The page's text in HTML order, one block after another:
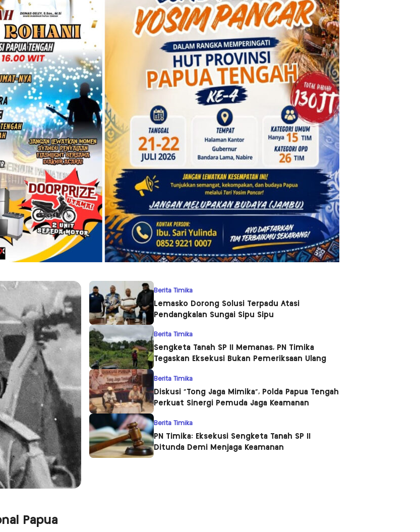
Papua
Berita Timika
Lemasko Dorong Solusi Terpadu Atasi
Pendangkalan Sungai Sipu Sipu
Berita Timika
Sengketa Tanah SP II Memanas, PN Timika
Tegaskan Eksekusi Bukan Pemeriksaan Ulang
Berita Timika
Diskusi “Tong Jaga Mimika”, Polda Papua Tengah
Perkuat Sinergi Pemuda Jaga Keamanan
Berita Timika
PN Timika: Eksekusi Sengketa Tanah SP II
Ditunda Demi Menjaga Keamanan